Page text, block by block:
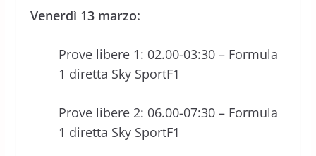
Venerdì 13 marzo:
Prove libere 1: 02.00-03:30 – Formula
1 diretta Sky SportF1
Prove libere 2: 06.00-07:30 – Formula
1 diretta Sky SportF1